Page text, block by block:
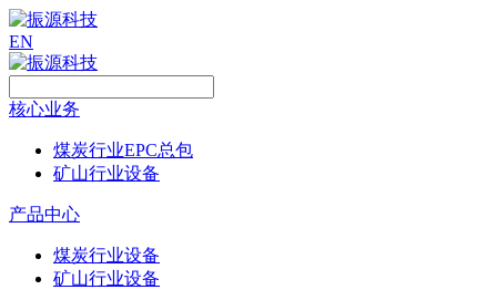
EN
核心业务
煤炭行业EPC总包
矿山行业设备
产品中心
煤炭行业设备
矿山行业设备